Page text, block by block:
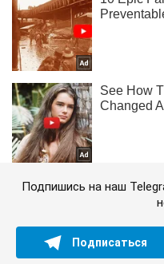
Подпишись на наш
Подписаться